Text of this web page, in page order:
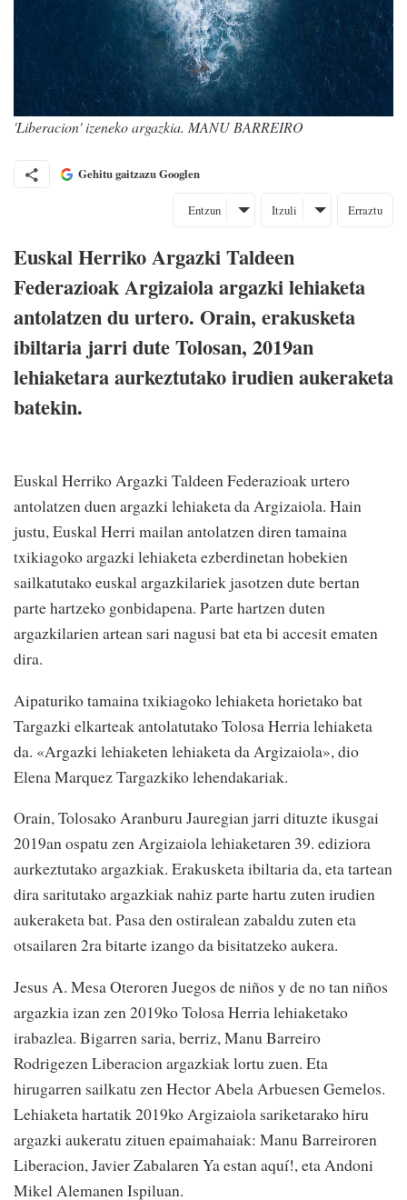
'Liberacion' izeneko argazkia. MANU BARREIRO
Gehitu gaitzazu Googlen
Entzun Itzuli Erraztu
Euskal Herriko Argazki Taldeen
Federazioak Argizaiola argazki lehiaketa
antolatzen du urtero. Orain, erakusketa
ibiltaria jarri dute Tolosan, 2019an
lehiaketara aurkeztutako irudien aukeraketa
batekin.
Euskal Herriko Argazki Taldeen Federazioak urtero
antolatzen duen argazki lehiaketa da Argizaiola. Hain
justu, Euskal Herri mailan antolatzen diren tamaina
txikiagoko argazki lehiaketa ezberdinetan hobekien
sailkatutako euskal argazkilariek jasotzen dute bertan
parte hartzeko gonbidapena. Parte hartzen duten
argazkilarien artean sari nagusi bat eta bi accesit ematen
dira.
Aipaturiko tamaina txikiagoko lehiaketa horietako bat
Targazki elkarteak antolatutako Tolosa Herria lehiaketa
da. «Argazki lehiaketen lehiaketa da Argizaiola», dio
Elena Marquez Targazkiko lehendakariak.
Orain, Tolosako Aranburu Jauregian jarri dituzte ikusgai
2019an ospatu zen Argizaiola lehiaketaren 39. ediziora
aurkeztutako argazkiak. Erakusketa ibiltaria da, eta tartean
dira saritutako argazkiak nahiz parte hartu zuten irudien
aukeraketa bat. Pasa den ostiralean zabaldu zuten eta
otsailaren 2ra bitarte izango da bisitatzeko aukera.
Jesus A. Mesa Oteroren Juegos de niños y de no tan niños
argazkia izan zen 2019ko Tolosa Herria lehiaketako
irabazlea. Bigarren saria, berriz, Manu Barreiro
Rodrigezen Liberacion argazkiak lortu zuen. Eta
hirugarren sailkatu zen Hector Abela Arbuesen Gemelos.
Lehiaketa hartatik 2019ko Argizaiola sariketarako hiru
argazki aukeratu zituen epaimahaiak: Manu Barreiroren
Liberacion, Javier Zabalaren Ya estan aquí!, eta Andoni
Mikel Alemanen Ispiluan.